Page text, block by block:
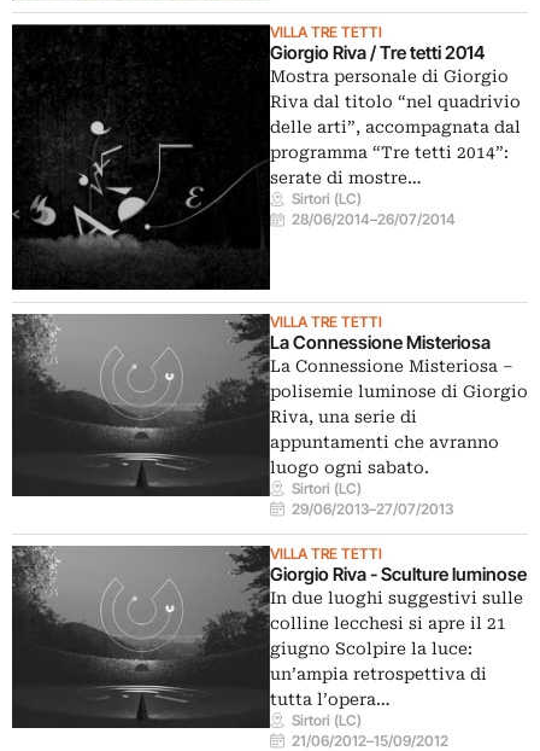
VILLA TRE TETTI
Giorgio Riva / Tre tetti 2014
Mostra personale di Giorgio
Riva dal titolo “nel quadrivio
delle arti”, accompagnata dal
programma “Tre tetti 2014”:
serate di mostre…
Sirtori (LC)
28/06/2014–26/07/2014
VILLA TRE TETTI
La Connessione Misteriosa
La Connessione Misteriosa –
polisemie luminose di Giorgio
Riva, una serie di
appuntamenti che avranno
luogo ogni sabato.
Sirtori (LC)
29/06/2013–27/07/2013
VILLA TRE TETTI
Giorgio Riva - Sculture luminose
In due luoghi suggestivi sulle
colline lecchesi si apre il 21
giugno Scolpire la luce:
un’ampia retrospettiva di
tutta l’opera…
Sirtori (LC)
21/06/2012–15/09/2012